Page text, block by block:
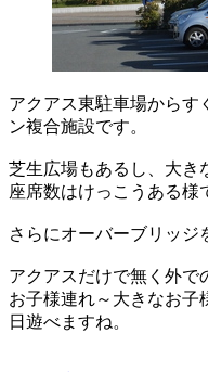
アクアス東駐車場からす
ン複合施設です。
芝生広場もあるし、大き
座席数はけっこうある様
さらにオーバーブリッジ
アクアスだけで無く外で
お子様連れ～大きなお子
日遊べますね。